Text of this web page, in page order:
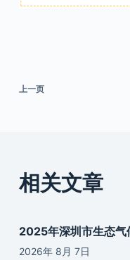
上一页
相关文章
2025年深圳市生态
2026年 8月 7日